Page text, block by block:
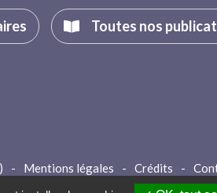
Toutes nos
- Mentions légales - Crédits -